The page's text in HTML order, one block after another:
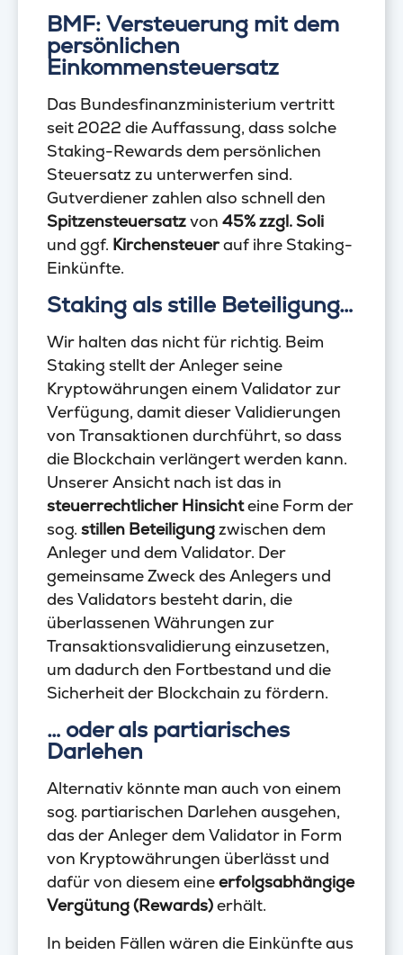
BMF: Versteuerung mit dem
persönlichen
Einkommensteuersatz
Das Bundesfinanzministerium vertritt
seit 2022 die Auffassung, dass solche
Staking-Rewards dem persönlichen
Steuersatz zu unterwerfen sind.
Gutverdiener zahlen also schnell den
Spitzensteuersatzvon 45% zzgl. Soli
und ggf. Kirchensteuerauf ihre Staking-
Einkünfte.
Staking als stille Beteiligung…
Wir halten das nicht für richtig. Beim
Staking stellt der Anleger seine
Kryptowährungen einem Validator zur
Verfügung, damit dieser Validierungen
von Transaktionen durchführt, so dass
die Blockchain verlängert werden kann.
Unserer Ansicht nach ist das in
steuerrechtlicher Hinsichteine Form der
sog. stillen Beteiligungzwischen dem
Anleger und dem Validator. Der
gemeinsame Zweck des Anlegers und
des Validators besteht darin, die
überlassenen Währungen zur
Transaktionsvalidierung einzusetzen,
um dadurch den Fortbestand und die
Sicherheit der Blockchain zu fördern.
… oder als partiarisches
Darlehen
Alternativ könnte man auch von einem
sog. partiarischen Darlehen ausgehen,
das der Anleger dem Validator in Form
von Kryptowährungen überlässt und
dafür von diesem eineerfolgsabhängige
Vergütung (Rewards)erhält.
In beiden Fällen wären die Einkünfte aus